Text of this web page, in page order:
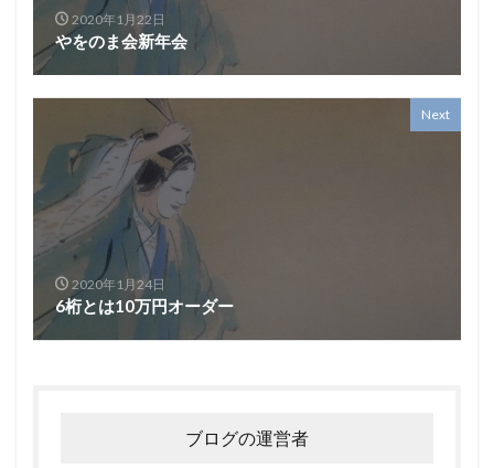
2020年1月22日
やをのま会新年会
Next
2020年1月24日
6桁とは10万円オーダー
ブログの運営者